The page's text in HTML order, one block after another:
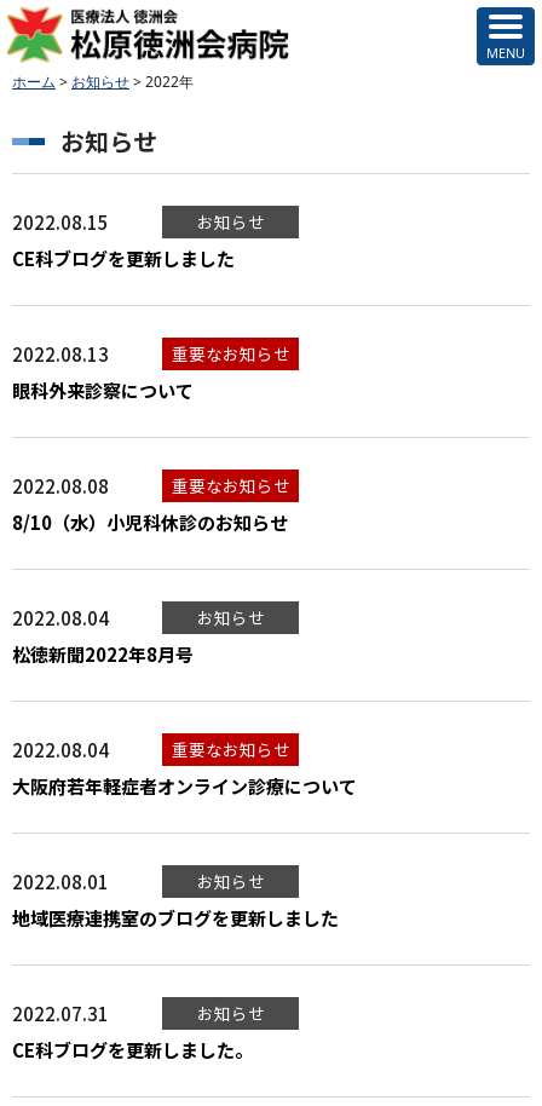
ホーム > お知らせ>2022年
お知らせ
2022.08.15 お知らせ
CE科ブログを更新しました
2022.08.13 重要なお知らせ
眼科外来診察について
2022.08.08 重要なお知らせ
8/10（水）小児科休診のお知らせ
2022.08.04 お知らせ
松徳新聞2022年8月号
2022.08.04 重要なお知らせ
大阪府若年軽症者オンライン診療について
2022.08.01 お知らせ
地域医療連携室のブログを更新しました
2022.07.31 お知らせ
CE科ブログを更新しました。